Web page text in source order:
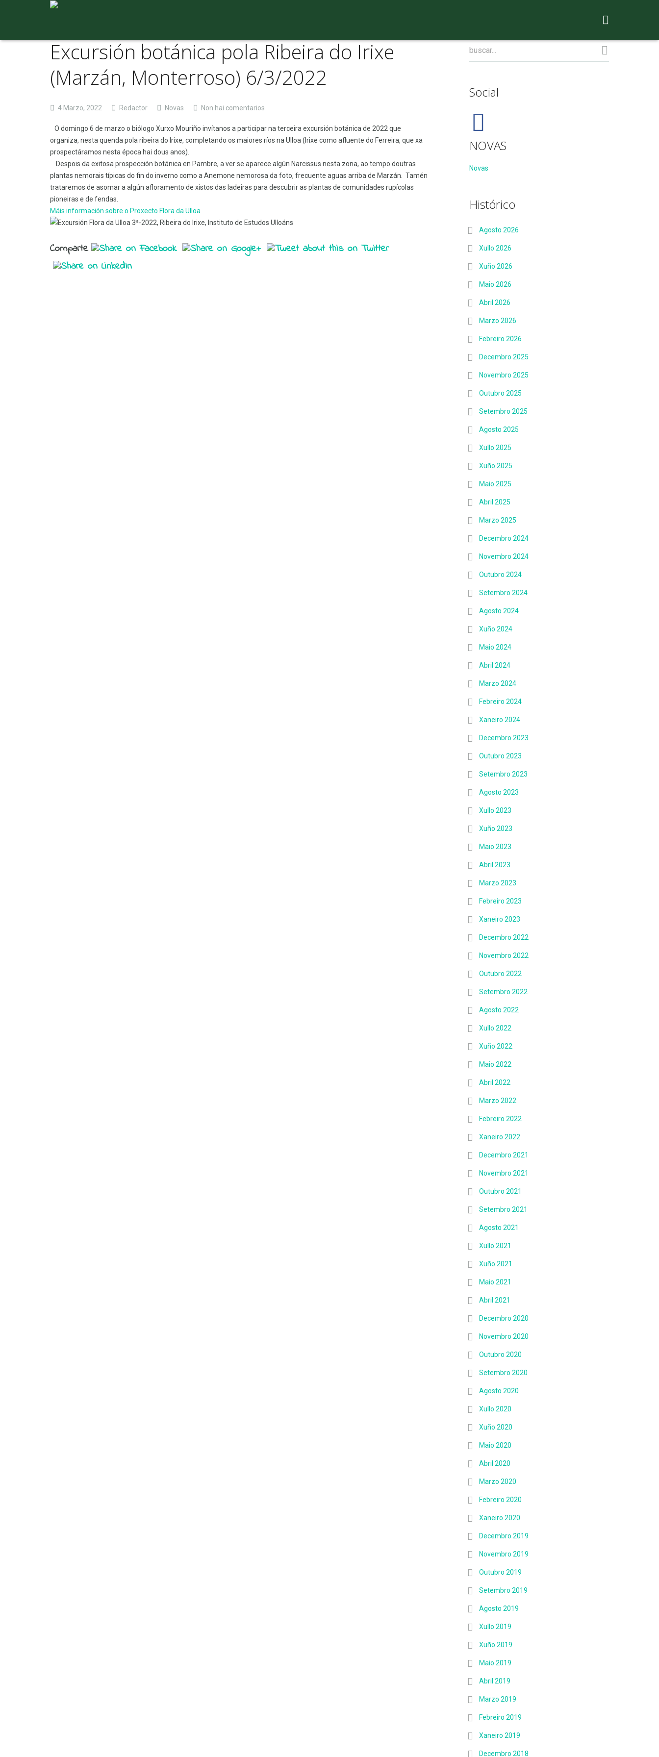
Excursión botánica pola Ribeira do Irixe
(Marzán, Monterroso) 6/3/2022
4 Marzo, 2022 Redactor Novas Non hai comentarios
botánica
pola
do
Irixe
(Marzán,
O domingo 6 de marzo o biólogo Xurxo Mouriño invítanos a participar na terceira excursión botánica de 2022 que
organiza, nesta quenda pola ribeira do Irixe, completando os maiores ríos na Ulloa (Irixe como afluente do Ferreira, que xa
prospectáramos nesta época hai dous anos).
Despois da exitosa prospección botánica en Pambre, a ver se aparece algún Narcissus nesta zona, ao tempo doutras
plantas nemorais típicas do fin do inverno como a Anemone nemorosa da foto, frecuente aguas arriba de Marzán. Tamén
trataremos de asomar a algún afloramento de xistos das ladeiras para descubrir as plantas de comunidades rupícolas
pioneiras e de fendas.
Máis información sobre o Proxecto Flora da Ulloa
Comparte
Social
NOVAS
Novas
Histórico
Agosto 2026
Xullo 2026
Xuño 2026
Maio 2026
Abril 2026
Marzo 2026
Febreiro 2026
Decembro 2025
Novembro 2025
Outubro 2025
Setembro 2025
Agosto 2025
Xullo 2025
Xuño 2025
Maio 2025
Abril 2025
Marzo 2025
Decembro 2024
Novembro 2024
Outubro 2024
Setembro 2024
Agosto 2024
Xuño 2024
Maio 2024
Abril 2024
Marzo 2024
Febreiro 2024
Xaneiro 2024
Decembro 2023
Outubro 2023
Setembro 2023
Agosto 2023
Xullo 2023
Xuño 2023
Maio 2023
Abril 2023
Marzo 2023
Febreiro 2023
Xaneiro 2023
Decembro 2022
Novembro 2022
Outubro 2022
Setembro 2022
Agosto 2022
Xullo 2022
Xuño 2022
Maio 2022
Abril 2022
Marzo 2022
Febreiro 2022
Xaneiro 2022
Decembro 2021
Novembro 2021
Outubro 2021
Setembro 2021
Agosto 2021
Xullo 2021
Xuño 2021
Maio 2021
Abril 2021
Decembro 2020
Novembro 2020
Outubro 2020
Setembro 2020
Agosto 2020
Xullo 2020
Xuño 2020
Maio 2020
Abril 2020
Marzo 2020
Febreiro 2020
Xaneiro 2020
Decembro 2019
Novembro 2019
Outubro 2019
Setembro 2019
Agosto 2019
Xullo 2019
Xuño 2019
Maio 2019
Abril 2019
Marzo 2019
Febreiro 2019
Xaneiro 2019
Decembro 2018